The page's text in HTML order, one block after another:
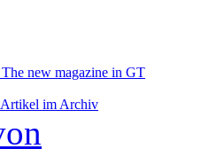
new magazine in GT
Artikel im Archiv